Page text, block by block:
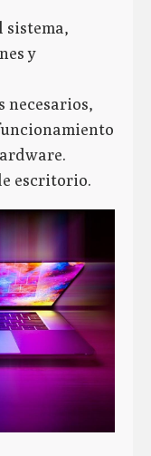
sistema,
y
necesarios,
escritorio.